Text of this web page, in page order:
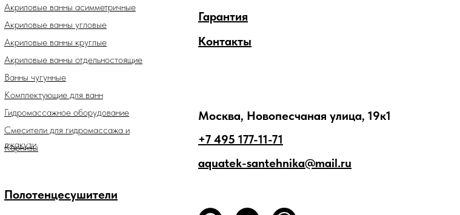
Гарантия
Контакты
Акриловые ванны отдельностоящие
Акриловые ванны асимметричные
Акриловые ванны угловые
Акриловые ванны круглые
Ванны чугунные
Комплектующие для ванн
Гидромассажное оборудование
Смесители для гидромассажа и
джакузи
Карнизы
Полотенцесушители
Москва, Новопесчаная улица, 19к1
+7 495 177-11-71
aquatek-santehnika@mail.ru